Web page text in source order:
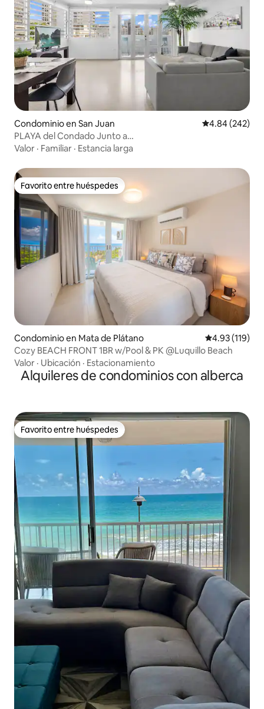
Condominio en San Juan Calificación
4.84 (242)
PLAYA del Condado Junto a
hoteles/bares/restaurantes/aparcamiento
Valor · Familiar · Estancia larga
Favorito entre huéspedes
Favorito entre huéspedes
Condominio en Mata de Plátano Calificación
4.93 (119)
Cozy BEACH FRONT 1BR w/Pool & PK @Luquillo Beach
Valor · Ubicación · Estacionamiento
Alquileres de condominios con alberca
Favorito entre huéspedes
Favorito entre huéspedes